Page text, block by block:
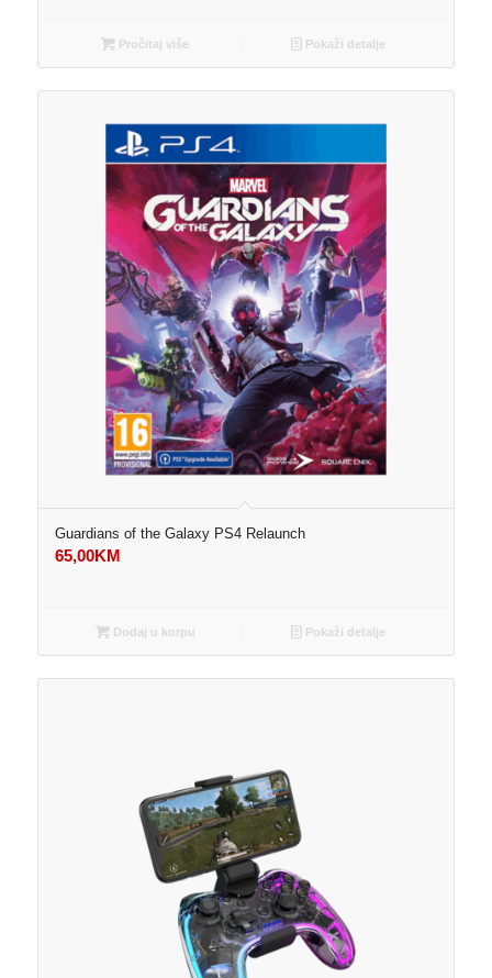
Pročitaj više Pokaži detalje
Guardians of the Galaxy PS4 Relaunch
65,00KM
Dodaj u korpu Pokaži detalje